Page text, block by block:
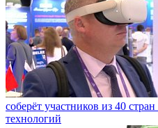
соберёт участников из 40
технологий